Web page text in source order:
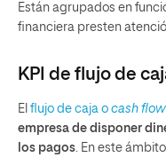
Están agrupados en
financiera presten
KPI de flujo de
El flujo de caja o cash flow
empresa de disponer
los pagos . En este